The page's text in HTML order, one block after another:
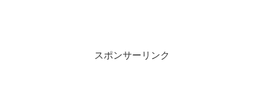
スポンサーリンク